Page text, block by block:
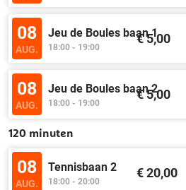
08
AUG.
Jeu de Boules baan 1
18:00 - 19:00
€ 5,00
08
AUG.
Jeu de Boules baan 2
18:00 - 19:00
€ 5,00
120 minuten
08
AUG.
Tennisbaan 2
18:00 - 20:00
€ 20,00